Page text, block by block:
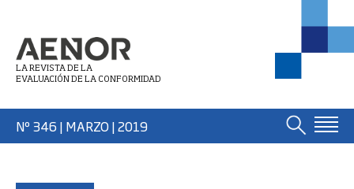
LA REVISTA DE LA
EVALUACIÓN DE LA CONFORMIDAD
Nº 346 | MARZO| 2019